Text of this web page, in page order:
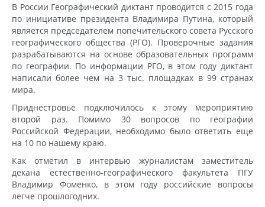
В России Географический диктант проводится с 2015 года
по инициативе президента Владимира Путина, который
является председателем попечительского совета Русского
географического общества (РГО). Проверочные задания
разрабатываются на основе образовательных программ
по географии. По информации РГО, в этом году диктант
написали более чем на 3 тыс. площадках в 99 странах
мира.
Приднестровье подключилось к этому мероприятию
второй раз. Помимо 30 вопросов по географии
Российской Федерации, необходимо было ответить еще
на 10 по нашему краю.
Как отметил в интервью журналистам заместитель
декана естественно-географического факультета ПГУ
Владимир Фоменко, в этом году российские вопросы
легче прошлогодних.